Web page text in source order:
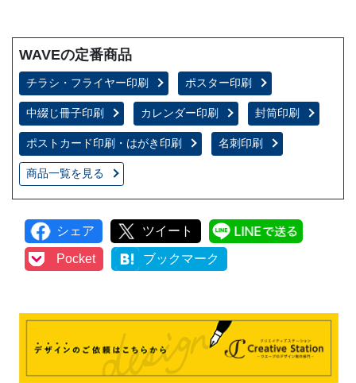
WAVEの定番商品
チラシ・フライヤー印刷 ポスター印刷
中綴じ冊子印刷 カレンダー印刷 封筒印刷
ポストカード印刷・はがき印刷 名刺印刷
商品一覧を見る
シェア ツイート
Pocket ブックマーク